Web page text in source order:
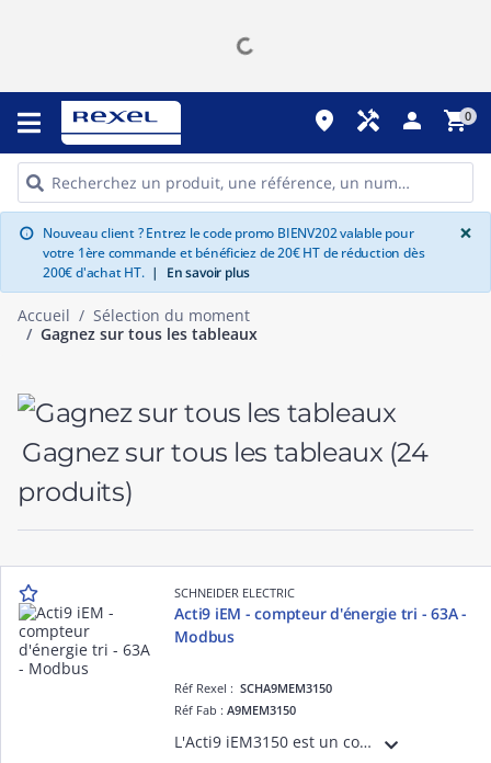
place handyman person shopping_cart0
info Nouveau client ? Entrez le code promo BIENV202 valable pour
votre 1ère commande et bénéficiez de 20€ HT de réduction dès
200€ d'achat HT. | En savoir plus
×
Accueil
Sélection du moment
Gagnez sur tous les tableaux
Gagnez sur tous les tableaux (24
produits)
SCHNEIDER ELECTRIC
Acti9 iEM - compteur d'énergie tri - 63A -
Modbus
Réf Rexel :SCHA9MEM3150
Réf Fab :A9MEM3150
L'Acti9 iEM3150 est un compteur d'énergie électrique triphasé 63A doté d'un afficheur LCD pour la consommation d'énergie avec LED de signalisation. Dispositif avec port de communication Modbus.